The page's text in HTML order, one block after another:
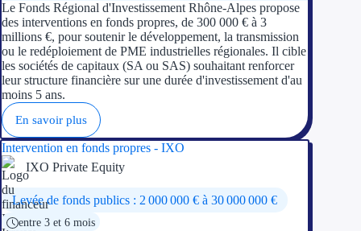
Aides Urssaf
Prêts publics
Prêt
Le Fonds Régional d'Investissement Rhône-Alpes propose
des interventions en fonds propres, de 300 000 € à 3
millions €, pour soutenir le développement, la transmission
ou le redéploiement de PME industrielles régionales. Il cible
les sociétés de capitaux (SA ou SAS) souhaitant renforcer
leur structure financière sur une durée d'investissement d'au
moins 5 ans.
En savoir plus
Intervention en fonds propres - IXO
IXO Private Equity
Levée de fonds publics : 2 000 000 € à 30 000 000 €
entre 3 et 6 mois